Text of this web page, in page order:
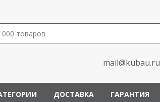
mail@kubau.ru
ДОСТАВКА ГАРАНТИЯ